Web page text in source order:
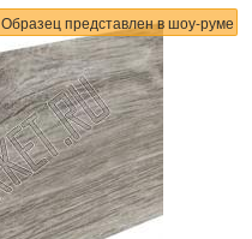
Образец представлен в шоу-руме